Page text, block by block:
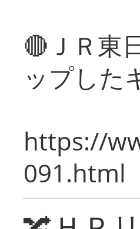
🔴ＪＲ東
ップした
https://
091.html